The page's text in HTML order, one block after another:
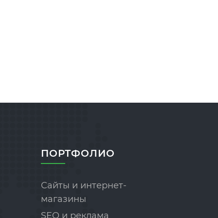
ПОРТФОЛИО
Сайты и интернет-
магазины
SEO и реклама